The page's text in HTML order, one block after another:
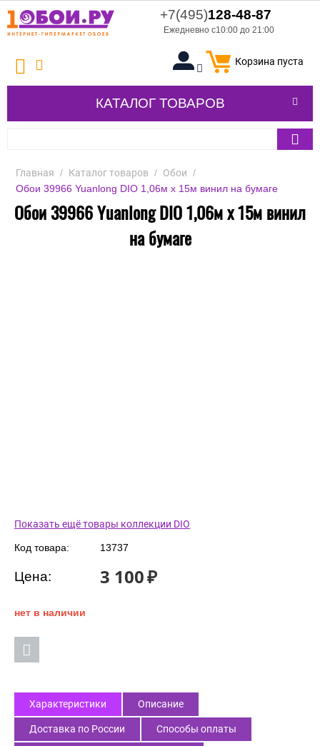
+7(495)128-48-87
Ежедневно с10:00 до 21:00
Корзина пуста
КАТАЛОГ ТОВАРОВ
Главная / Каталог товаров / Обои /
Обои 39966 Yuanlong DIO 1,06м x 15м винил на бумаге
Обои 39966 Yuanlong DIO 1,06м x 15м винил
на бумаге
Показать ещё товары коллекции DIO
Код товара: 13737
Цена: 3 100₽
нет в наличии
Характеристики Описание
Доставка по России Способы оплаты